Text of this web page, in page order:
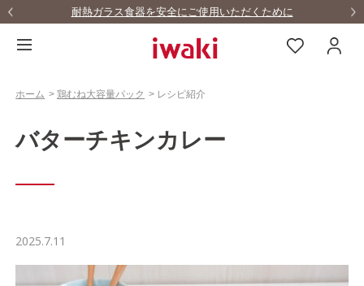
耐熱ガラス食器を安全にご使用いただくために
ホーム >鶏むね大容量パック > レシピ紹介
バターチキンカレー
2025.7.11